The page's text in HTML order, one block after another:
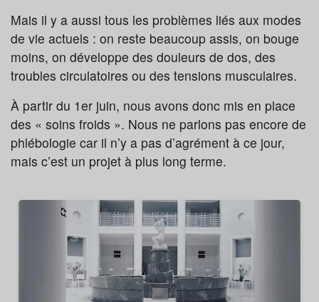
Mais il y a aussi tous les problèmes liés aux modes
de vie actuels : on reste beaucoup assis, on bouge
moins, on développe des douleurs de dos, des
troubles circulatoires ou des tensions musculaires.
À partir du 1er juin, nous avons donc mis en place
des « soins froids ». Nous ne parlons pas encore de
phlébologie car il n’y a pas d’agrément à ce jour,
mais c’est un projet à plus long terme.
Jambes lourdes